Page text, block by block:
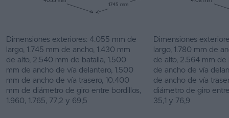
1745 mm
Dimensiones exteriores: 4.055 mm de
largo, 1.745 mm de ancho, 1.430 mm
de alto, 2.540 mm de batalla, 1.500
mm de ancho de vía delantero, 1.500
mm de ancho de vía trasero, 10.400
mm de diámetro de giro entre bordillos,
1.960, 1.765, 77,2 y 69,5
Dimensiones
largo, 1.780 mm de
de alto, 2.564 mm de
de ancho de vía
de ancho de vía
diámetro de giro
35,1 y 76,9